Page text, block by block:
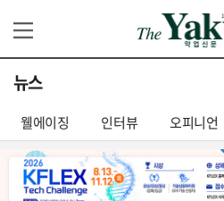
뉴스
웰에이징 인터뷰 오피니언